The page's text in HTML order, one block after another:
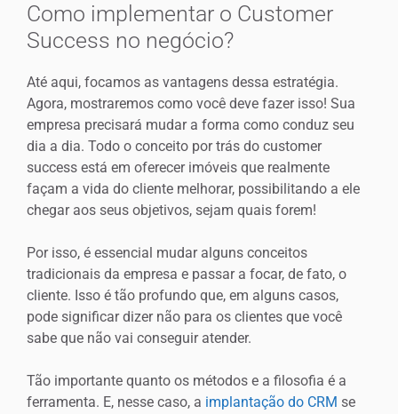
Como implementar o Customer
Success no negócio?
Até aqui, focamos as vantagens dessa estratégia.
Agora, mostraremos como você deve fazer isso! Sua
empresa precisará mudar a forma como conduz seu
dia a dia. Todo o conceito por trás do customer
success está em oferecer imóveis que realmente
façam a vida do cliente melhorar, possibilitando a ele
chegar aos seus objetivos, sejam quais forem!
Por isso, é essencial mudar alguns conceitos
tradicionais da empresa e passar a focar, de fato, o
cliente. Isso é tão profundo que, em alguns casos,
pode significar dizer não para os clientes que você
sabe que não vai conseguir atender.
Tão importante quanto os métodos e a filosofia é a
ferramenta. E, nesse caso, a implantação do CRM se